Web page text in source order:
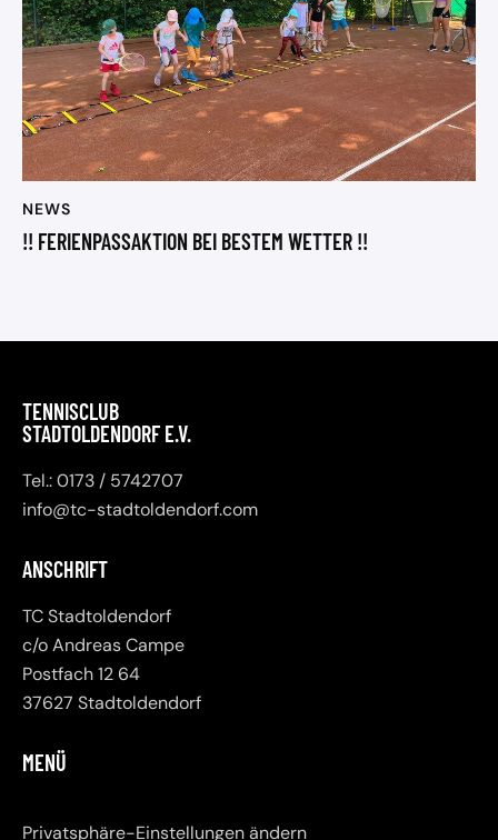
NEWS
!! FERIENPASSAKTION BEI BESTEM WETTER !!
TENNISCLUB
STADTOLDENDORF E.V.
Tel.: 0173 / 5742707
info@tc-stadtoldendorf.com
ANSCHRIFT
TC Stadtoldendorf
c/o Andreas Campe
Postfach 12 64
37627 Stadtoldendorf
MENÜ
Privatsphäre-Einstellungen ändern